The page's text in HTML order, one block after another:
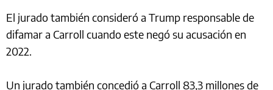
El jurado también consideró a Trump responsable de
difamar a Carroll cuando este negó su acusación en
2022.
Un jurado también concedió a Carroll 83,3 millones de